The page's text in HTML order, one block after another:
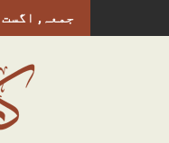
جمعہ, اگست 7, 2026